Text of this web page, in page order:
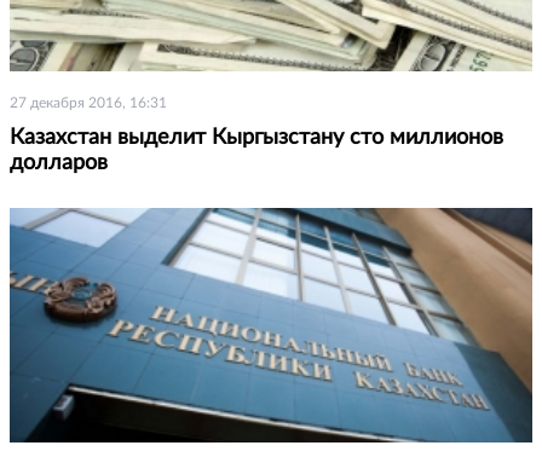
27 декабря 2016, 16:31
Казахстан выделит Кыргызстану сто миллионов
долларов